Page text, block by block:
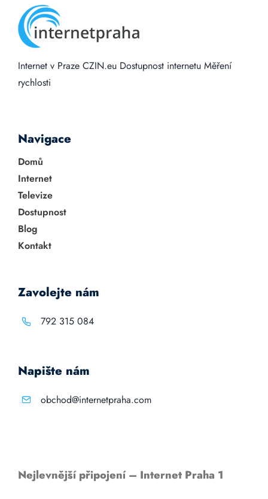
Internet v Praze CZIN.eu Dostupnost internetu Měření
rychlosti
Navigace
Domů
Internet
Televize
Dostupnost
Blog
Kontakt
Zavolejte nám
792 315 084
Napište nám
obchod@internetpraha.com
Nejlevnější připojení – Internet Praha 1